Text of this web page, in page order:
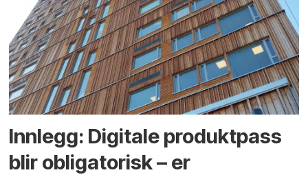
Innlegg: Digitale produktpass
blir obligatorisk – er